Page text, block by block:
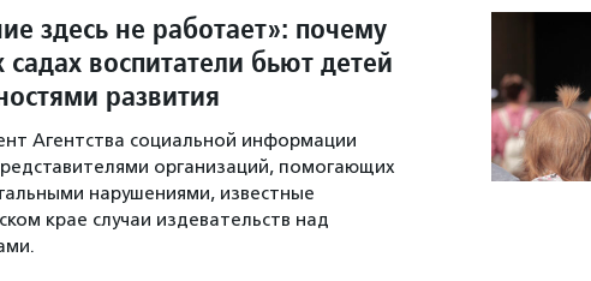
здесь не работает»: почему
садах воспитатели бьют детей
развития
Агентства социальной информации
организаций, помогающих
нарушениями, известные
крае случаи издевательств над